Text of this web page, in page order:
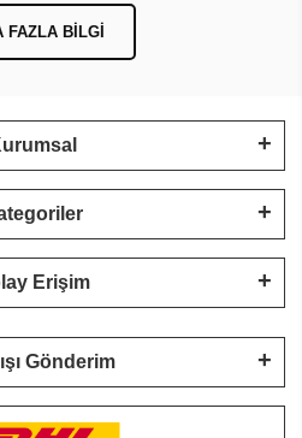
FAZLA BILGI
Erişim
Gönderim